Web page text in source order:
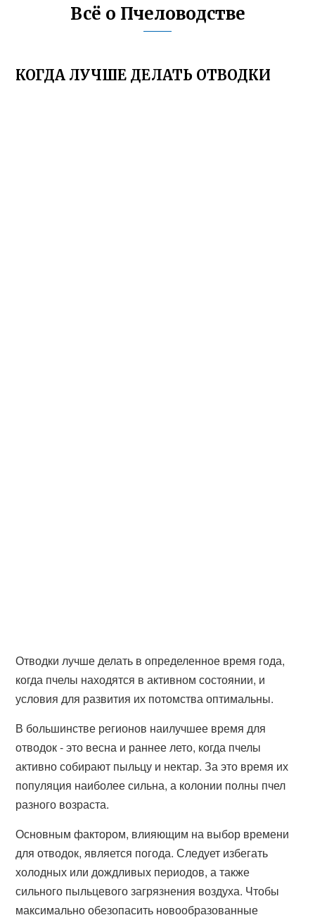
Всё о Пчеловодстве
КОГДА ЛУЧШЕ ДЕЛАТЬ ОТВОДКИ
Отводки лучше делать в определенное время года,
когда пчелы находятся в активном состоянии, и
условия для развития их потомства оптимальны.
В большинстве регионов наилучшее время для
отводок - это весна и раннее лето, когда пчелы
активно собирают пыльцу и нектар. За это время их
популяция наиболее сильна, а колонии полны пчел
разного возраста.
Основным фактором, влияющим на выбор времени
для отводок, является погода. Следует избегать
холодных или дождливых периодов, а также
сильного пыльцевого загрязнения воздуха. Чтобы
максимально обезопасить новообразованные